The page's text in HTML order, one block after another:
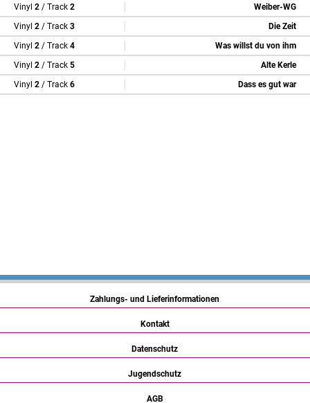
Vinyl 2 / Track 2
Weiber-WG
Vinyl 2 / Track 3
Die Zeit
Vinyl 2 / Track 4
Was willst du von ihm
Vinyl 2 / Track 5
Alte Kerle
Vinyl 2 / Track 6 Dass es gut war
Zahlungs- und Lieferinformationen
Kontakt
Datenschutz
Jugendschutz
AGB